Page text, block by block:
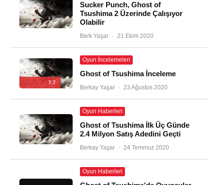
Sucker Punch, Ghost of
Tsushima 2 Üzerinde Çalışıyor
Olabilir
Berk Yaşar · 21 Ekim 2020
7.7
Oyun İncelemeleri
Ghost of Tsushima İnceleme
Berkay Yaşar · 23 Ağustos 2020
Oyun Haberleri
Ghost of Tsushima İlk Üç Günde
2.4 Milyon Satış Adedini Geçti
Berkay Yaşar · 24 Temmuz 2020
Oyun Haberleri